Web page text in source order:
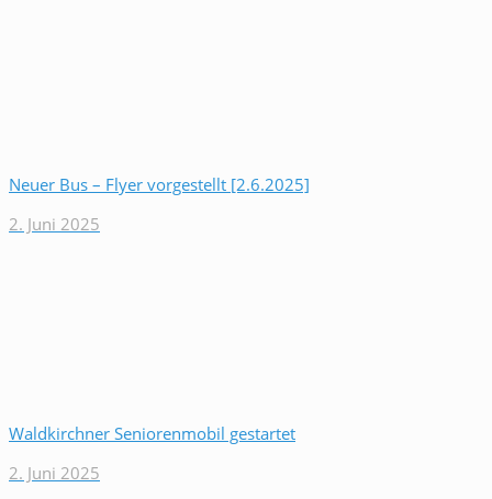
Neuer Bus – Flyer vorgestellt [2.6.2025]
2. Juni 2025
Waldkirchner Seniorenmobil gestartet
2. Juni 2025